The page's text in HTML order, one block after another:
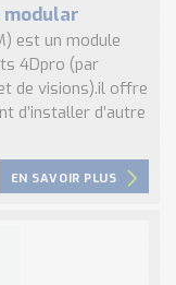
modular
est un module
4Dpro (par
de visions).il offre
d’installer d’autre
EN SAVOIR PLUS